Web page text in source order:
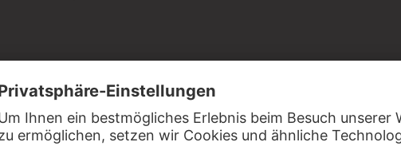
war Gillis van Breen der „Kunstdrucker“ von Goltzius; er hat